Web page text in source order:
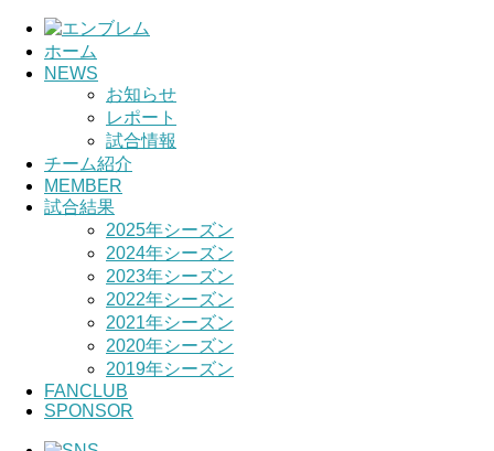
ホーム
NEWS
お知らせ
レポート
試合情報
チーム紹介
MEMBER
試合結果
2025年シーズン
2024年シーズン
2023年シーズン
2022年シーズン
2021年シーズン
2020年シーズン
2019年シーズン
FANCLUB
SPONSOR